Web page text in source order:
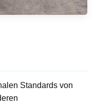
Standards von